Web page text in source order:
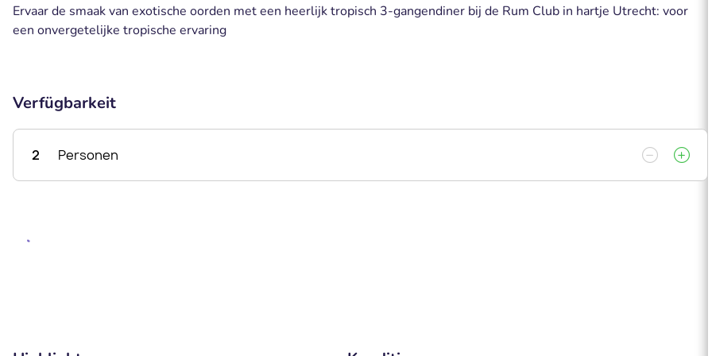
Ervaar de smaak van exotische oorden met een heerlijk tropisch 3-gangendiner bij de Rum Club in hartje Utrecht: voor
een onvergetelijke tropische ervaring
Verfügbarkeit
2 Personen